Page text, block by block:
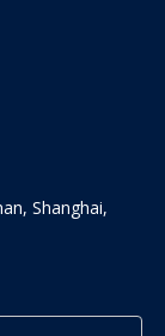
Shanghai,